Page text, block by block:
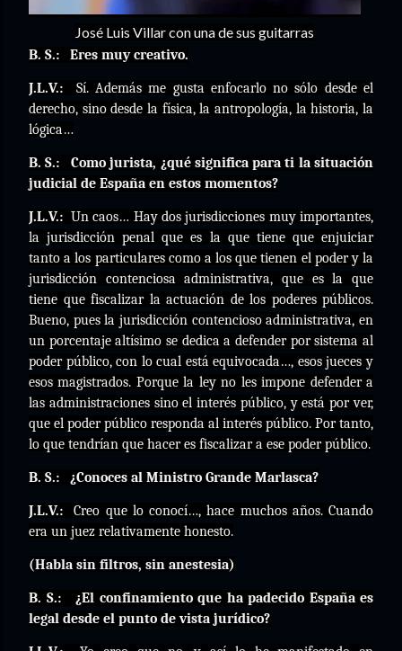
José Luis Villar con una de sus guitarras
B. S.: Eres muy creativo.
J.L.V.:
Sí. Además me gusta enfocarlo no sólo desde el
derecho, sino desde la física, la antropología, la historia, la
lógica…
B. S.:
Como jurista, ¿qué significa para ti la situación
judicial de España en estos momentos?
J.L.V.: Un caos… Hay dos jurisdicciones muy importantes,
la jurisdicción penal que es la que tiene que enjuiciar
tanto a los particulares como a los que tienen el poder y la
jurisdicción contenciosa administrativa, que es la que
tiene que fiscalizar la actuación de los poderes públicos.
Bueno, pues la jurisdicción contencioso administrativa, en
un porcentaje altísimo se dedica a defender por sistema al
poder público, con lo cual está equivocada…, esos jueces y
esos magistrados. Porque la ley no les impone defender a
las administraciones sino el interés público, y está por ver,
que el poder público responda al interés público. Por tanto,
lo que tendrían que hacer es fiscalizar a ese poder público.
B. S.: ¿Conoces al Ministro Grande Marlasca?
J.L.V.:
Creo que lo conocí…, hace muchos años. Cuando
era un juez relativamente honesto.
(Habla sin filtros, sin anestesia)
B. S.:
¿El confinamiento que ha padecido España es
legal desde el punto de vista jurídico?